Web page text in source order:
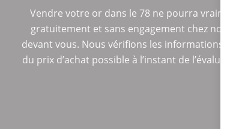
Vendre votre or dans le 78 ne pourra
gratuitement et sans engagement chez
devant vous. Nous vérifions les informations
du prix d’achat possible à l’instant de